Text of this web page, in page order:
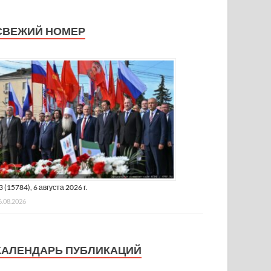
НОМЕР
(15784), 6 августа 2026 г.
ПУБЛИКАЦИЙ